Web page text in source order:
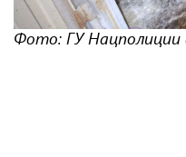
Фото: ГУ Нацполиции